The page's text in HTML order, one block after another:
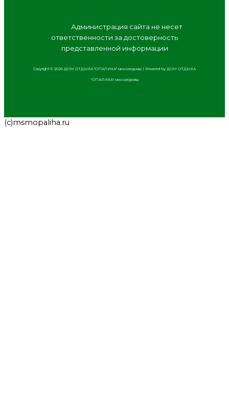
Администрация сайта не несет
ответственности за достоверность
представленной информации
Copyright © 2026 ДОМ ОТДЫХА "ОПАЛИХА" минсредмаш | Powered by ДОМ ОТДЫХА
"ОПАЛИХА" минсредмаш
(с)msmopaliha.ru